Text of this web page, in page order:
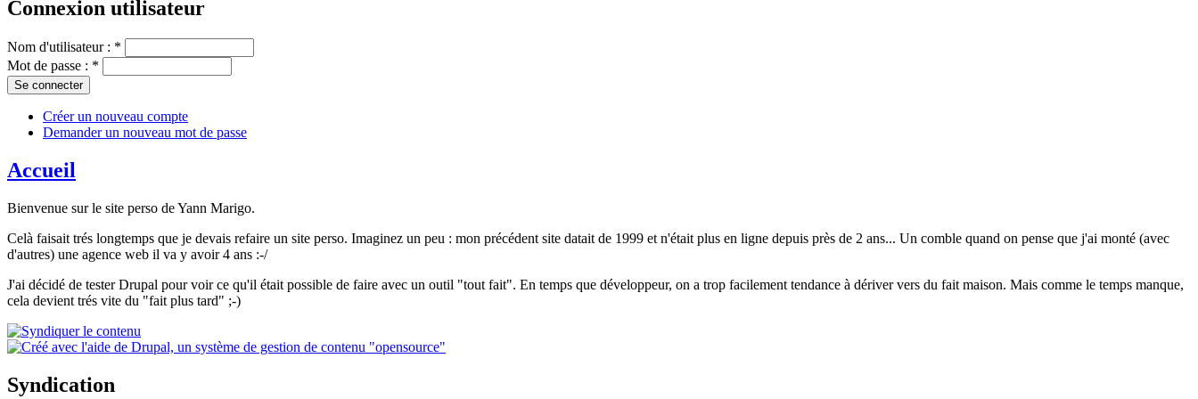
Connexion utilisateur
Nom d'utilisateur : *
Mot de passe : *
Créer un nouveau compte
Demander un nouveau mot de passe
Accueil
Bienvenue sur le site perso de Yann Marigo.
Celà faisait trés longtemps que je devais refaire un site perso. Imaginez un peu : mon précédent site datait de 1999 et n'était plus en ligne depuis près de 2 ans... Un comble quand on pense que j'ai monté (avec
d'autres) une agence web il va y avoir 4 ans :-/
J'ai décidé de tester Drupal pour voir ce qu'il était possible de faire avec un outil "tout fait". En temps que développeur, on a trop facilement tendance à dériver vers du fait maison. Mais comme le temps manque,
cela devient trés vite du "fait plus tard" ;-)
Syndication